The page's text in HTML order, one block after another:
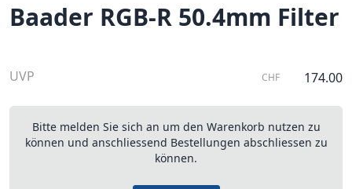
Baader RGB-R 50.4mm Filter
UVP CHF 174.00
Bitte melden Sie sich an um den Warenkorb nutzen zu
können und anschliessend Bestellungen abschliessen zu
können.